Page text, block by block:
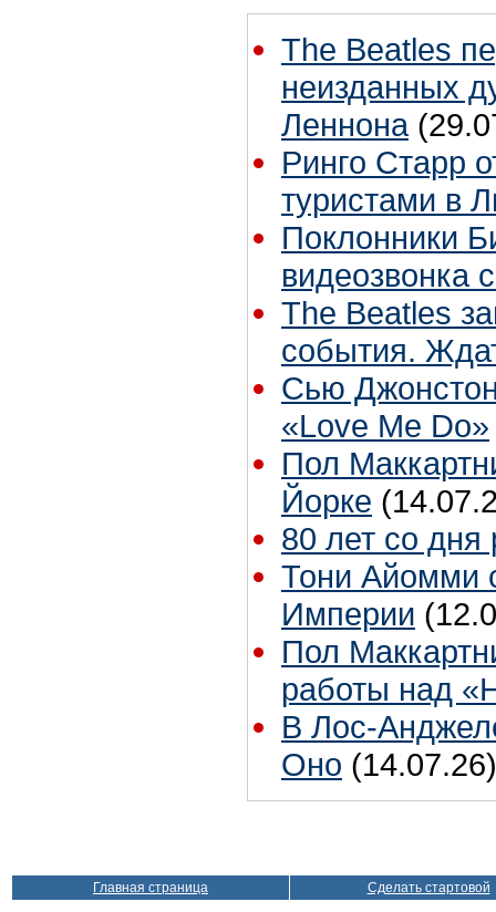
The Beatles
неизданных
Леннона
Ринго Старр
туристами в
Поклонники
видеозвонка
The Beatles
события.
Сью
«Love Me Do»
Пол
Йорке
80 лет со
Тони Айомми
Империи
Пол
работы над
В Лос-
Оно (14.07.26)
Главная страница Сделать стартовой